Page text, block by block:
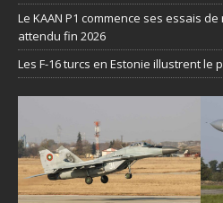
Le KAAN P1 commence ses essais
attendu fin 2026
Les F-16 turcs en Estonie illustrent le